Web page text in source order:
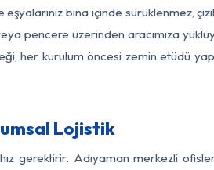
bina içinde sürüklenmez,
pencere üzerinden aracımıza
her kurulum öncesi zemin etüdü
Lojistik
gerektirir. Adıyaman merkezli